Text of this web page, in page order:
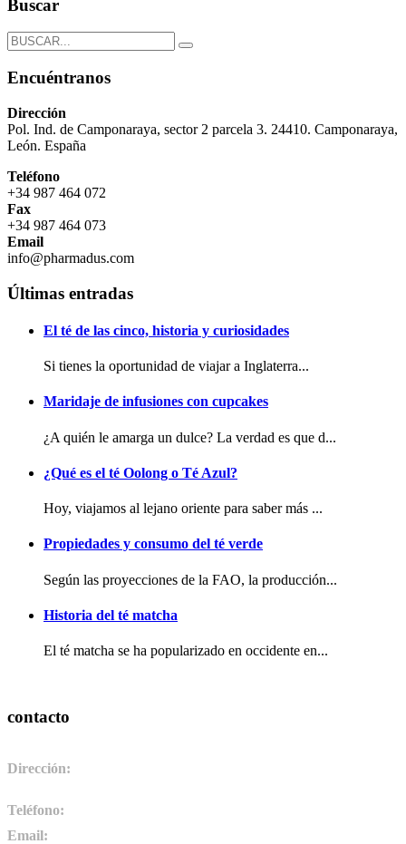
Buscar
Encuéntranos
Dirección
Pol. Ind. de Camponaraya, sector 2 parcela 3. 24410. Camponaraya,
León. España
Teléfono
+34 987 464 072
Fax
+34 987 464 073
Email
info@pharmadus.com
Últimas entradas
El té de las cinco, historia y curiosidades
Si tienes la oportunidad de viajar a Inglaterra...
Maridaje de infusiones con cupcakes
¿A quién le amarga un dulce? La verdad es que d...
¿Qué es el té Oolong o Té Azul?
Hoy, viajamos al lejano oriente para saber más ...
Propiedades y consumo del té verde
Según las proyecciones de la FAO, la producción...
Historia del té matcha
El té matcha se ha popularizado en occidente en...
contacto
Dirección:
Teléfono:
Email: